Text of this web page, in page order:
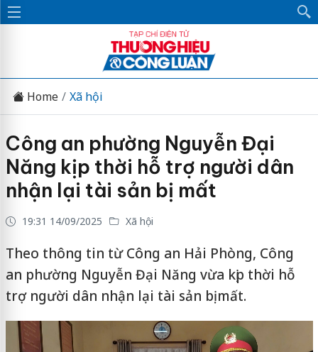
Home Xã hội
Công an phường Nguyễn Đại
Năng kịp thời hỗ trợ người dân
nhận lại tài sản bị mất
19:31 14/09/2025 Xã hội
Theo thông tin từ Công an Hải Phòng, Công
an phường Nguyễn Đại Năng vừa kịp thời hỗ
trợ người dân nhận lại tài sản bị mất.